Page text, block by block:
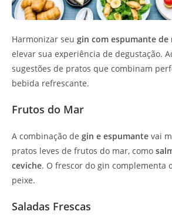
Harmonizar seu gin com espumante de
elevar sua experiência de degustação.
sugestões de pratos que combinam
bebida refrescante.
Frutos do Mar
A combinação de gin e espumante vai
pratos leves de frutos do mar, como
ceviche. O frescor do gin complementa
peixe.
Saladas Frescas